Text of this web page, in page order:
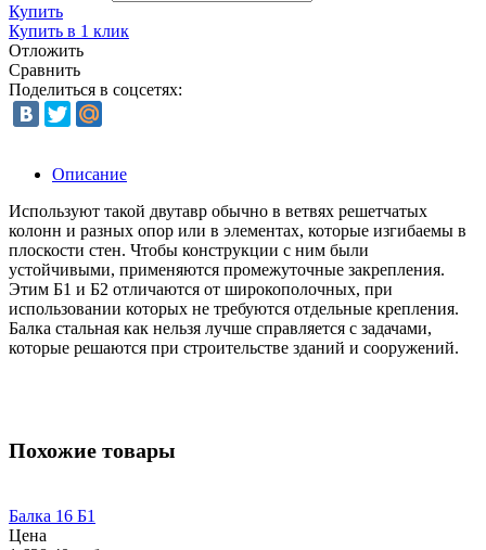
Купить
Купить в 1 клик
Отложить
Сравнить
Поделиться в соцсетях:
Описание
Используют такой двутавр обычно в ветвях решетчатых
колонн и разных опор или в элементах, которые изгибаемы в
плоскости стен. Чтобы конструкции с ним были
устойчивыми, применяются промежуточные закрепления.
Этим Б1 и Б2 отличаются от широкополочных, при
использовании которых не требуются отдельные крепления.
Балка стальная как нельзя лучше справляется с задачами,
которые решаются при строительстве зданий и сооружений.
Похожие товары
Балка 16 Б1
Цена